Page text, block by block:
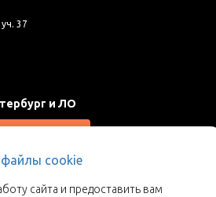
37
и ЛО
cookie
сайта и предоставить вам